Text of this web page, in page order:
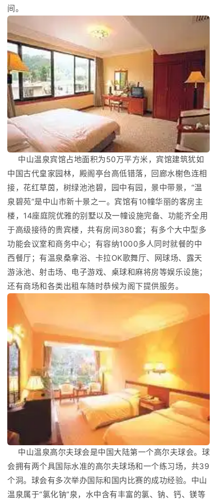
间。
中山温泉宾馆占地面积为50万平方米，宾馆建筑犹如
中国古代皇家园林，殿阁亭台高低错落，回廊水榭色连相
接，花红草茵，树绿池池碧，园中有园，景中带景，“温
泉碧苑”是中山市新十景之一。宾馆有10幢华丽的客房主
楼，14座庭院优雅的别墅以及一幢设施完备、功能齐全用
于高级接待的贵宾楼，共有房间380套；有多个大中型多
功能会议室和商务中心；有容纳1000多人同时就餐的中
西餐厅；有温泉桑拿浴、卡拉OK歌舞厅、网球场、露天
游泳池、射击场、电子游戏、桌球和麻将房等娱乐设施；
还有商场和各类出租车随时恭候为阁下提供服务。
中山温泉高尔夫球会是中国大陆第一个高尔夫球会。球
会拥有两个具国际水准的高尔夫球场和一个练习场，共39
个洞。球会有多次举办国际和国内比赛的成功经验。中山
温泉属于“氯化钠”泉，水中含有丰富的氯、钠、钙、镁等